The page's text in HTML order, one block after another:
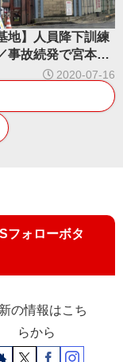
地】人員降下訓練
事故続発で宮本徹
議
2020-07-16
フォローボタ
の情報はこち
らから